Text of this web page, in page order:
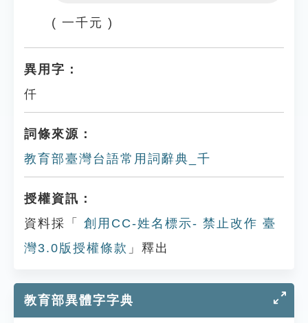
( 一千元 )
異用字：
仟
詞條來源：
教育部臺灣台語常用詞辭典_千
授權資訊：
資料採「
創用CC-姓名標示- 禁止改作 臺
灣3.0版授權條款 」釋出
教育部異體字字典